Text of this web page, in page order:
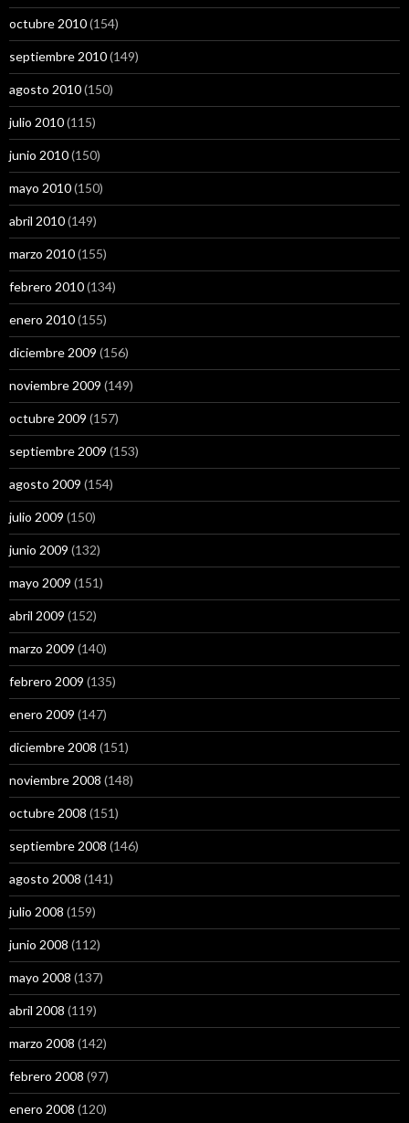
octubre 2010(154)
septiembre 2010(149)
agosto 2010(150)
julio 2010(115)
junio 2010(150)
mayo 2010(150)
abril 2010(149)
marzo 2010(155)
febrero 2010(134)
enero 2010(155)
diciembre 2009 (156)
noviembre 2009 (149)
octubre 2009 (157)
septiembre 2009 (153)
agosto 2009 (154)
julio 2009 (150)
junio 2009 (132)
mayo 2009 (151)
abril 2009 (152)
marzo 2009 (140)
febrero 2009 (135)
enero 2009 (147)
diciembre 2008 (151)
noviembre 2008 (148)
octubre 2008 (151)
septiembre 2008 (146)
agosto 2008 (141)
julio 2008 (159)
junio 2008 (112)
mayo 2008 (137)
abril 2008 (119)
marzo 2008 (142)
febrero 2008 (97)
enero 2008 (120)